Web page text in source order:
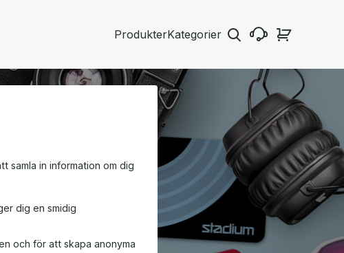
samla in information om dig
dig en smidig
och för att skapa anonyma
ProdukterKategorier